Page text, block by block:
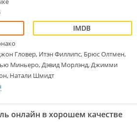
Гловер, Итэн Филлипс, Брюс Олтмен,
Миньеро, Дэвид Морлэнд, Джимми
Натали Шмидт
онлайн в хорошем качестве